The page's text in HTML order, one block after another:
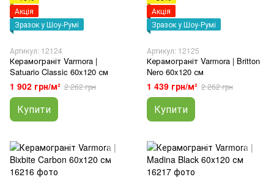
Акція
Зразок у Шоу-Румі
Артикул: 12124
Керамограніт Varmora |
Satuario Classic 60x120 см
1 902 грн/м² 2 262 грн
Купити
Акція
Зразок у Шоу-Румі
Артикул: 12125
Керамограніт Varmora | Britton
Nero 60x120 см
1 439 грн/м² 2 262 грн
Купити